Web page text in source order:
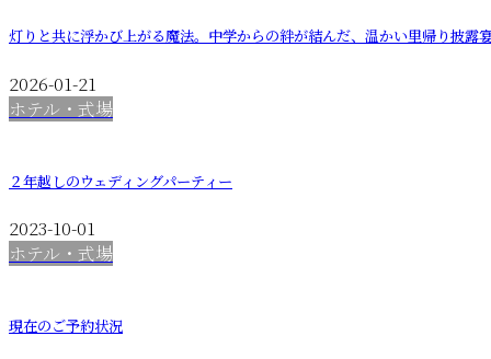
灯りと共に浮かび上がる魔法。中学からの絆が結んだ、温かい里帰り披露
2026-01-21
ホテル・式場
２年越しのウェディングパーティー
2023-10-01
ホテル・式場
現在のご予約状況